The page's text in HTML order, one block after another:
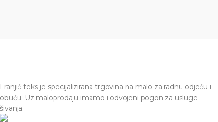
Franjić teks je specijalizirana trgovina na malo za radnu odjeću i
obuću. Uz maloprodaju imamo i odvojeni pogon za usluge
šivanja.